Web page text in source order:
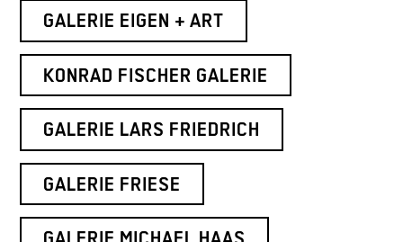
GALERIE EIGEN + ART
KONRAD FISCHER GALERIE
GALERIE LARS FRIEDRICH
GALERIE FRIESE